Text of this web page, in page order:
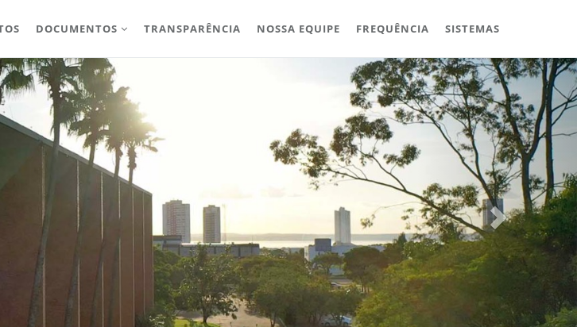
DOCUMENTOS TRANSPARÊNCIA NOSSA EQUIPE FREQUÊNCIA SISTEMAS
Next